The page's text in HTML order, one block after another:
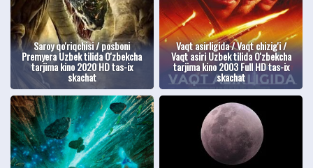
Saroy qo'riqchisi / posboni
Premyera Uzbek tilida O'zbekcha
tarjima kino 2020 HD tas-ix
skachat
Vaqt asirligida / Vaqt chizig'i /
Vaqt asiri Uzbek tilida O'zbekcha
tarjima kino 2003 Full HD tas-ix
skachat